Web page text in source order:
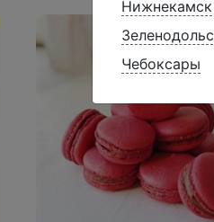
Нижнекамск
Чебоксары